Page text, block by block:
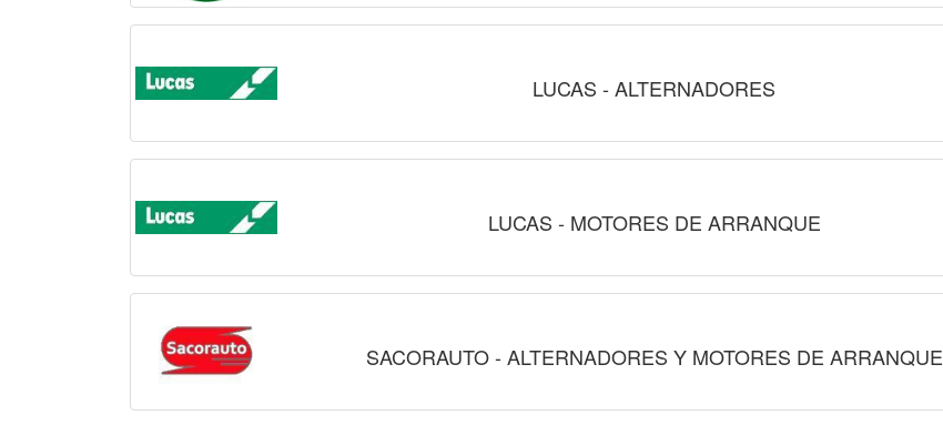
LUCAS - ALTERNADORES
LUCAS - MOTORES DE ARRANQUE
SACORAUTO - ALTERNADORES Y MOTORES DE ARRANQUE